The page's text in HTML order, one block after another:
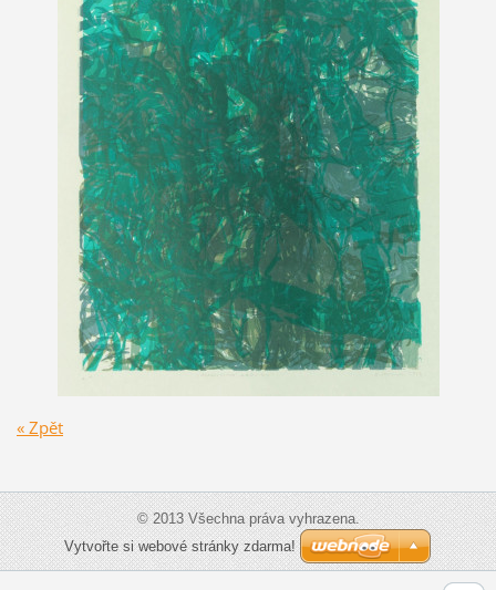
« Zpět
© 2013 Všechna práva vyhrazena.
Vytvořte si webové stránky zdarma!